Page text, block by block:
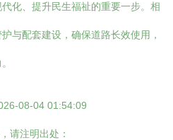
化、提升民生福祉的重要一步。相
与配套建设，确保道路长效使用，
08-04 01:54:09
请注明出处：